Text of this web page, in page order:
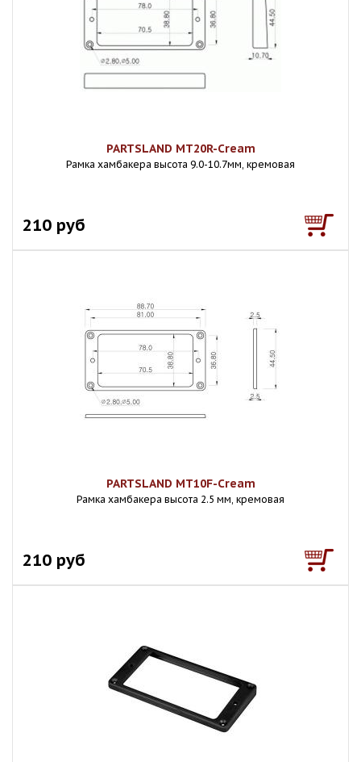
PARTSLAND MT20R-Cream
Рамка хамбакера высота 9.0-10.7мм, кремовая
210 руб
PARTSLAND MT10F-Cream
Рамка хамбакера высота 2.5 мм, кремовая
210 руб